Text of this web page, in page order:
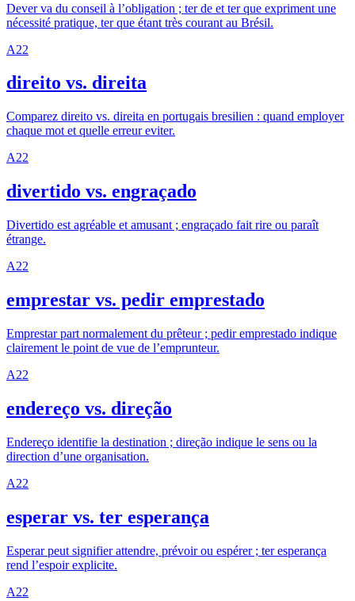
Dever va du conseil à l’obligation ; ter de et ter que expriment une
nécessité pratique, ter que étant très courant au Brésil.
A22
direito vs. direita
Comparez direito vs. direita en portugais bresilien : quand employer
chaque mot et quelle erreur eviter.
A22
divertido vs. engraçado
Divertido est agréable et amusant ; engraçado fait rire ou paraît
étrange.
A22
emprestar vs. pedir emprestado
Emprestar part normalement du prêteur ; pedir emprestado indique
clairement le point de vue de l’emprunteur.
A22
endereço vs. direção
Endereço identifie la destination ; direção indique le sens ou la
direction d’une organisation.
A22
esperar vs. ter esperança
Esperar peut signifier attendre, prévoir ou espérer ; ter esperança
rend l’espoir explicite.
A22